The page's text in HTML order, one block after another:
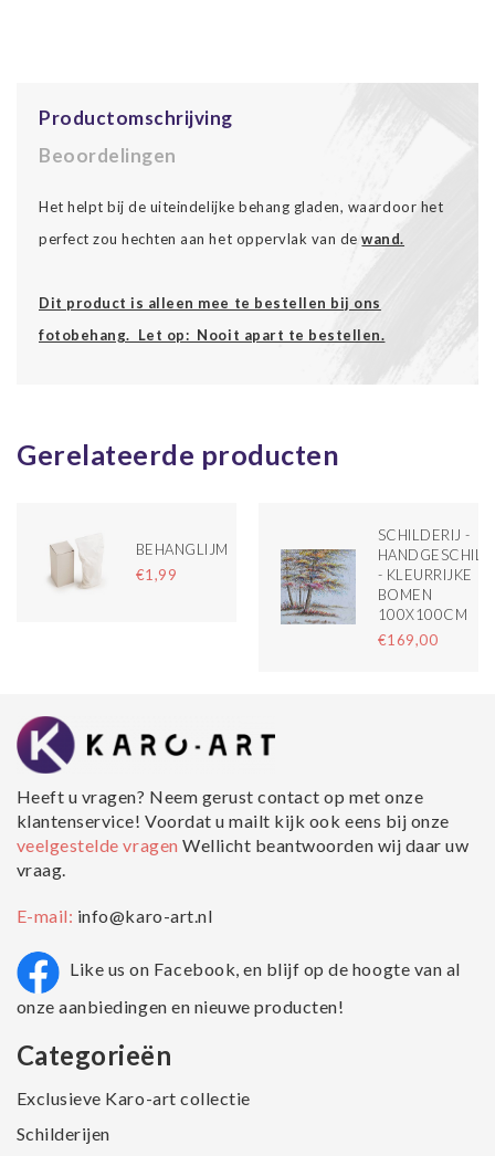
Productomschrijving
Beoordelingen
Het helpt bij de uiteindelijke behang gladen, waardoor het
perfect zou hechten aan het oppervlak van dewand.
Dit product is alleen mee te bestellen bij ons
fotobehang. Let op: Nooit apart te bestellen.
Gerelateerde producten
BEHANGLIJM
€1,99
SCHILDERIJ -
- KLEURRIJKE
BOMEN
100X100CM
€169,00
Heeft u vragen? Neem gerust contact op met onze
klantenservice! Voordat u mailt kijk ook eens bij onze
veelgestelde vragenWellicht beantwoorden wij daar uw
vraag.
E-mail: info@karo-art.nl
Like us on Facebook, en blijf op de hoogte van al
onze aanbiedingen en nieuwe producten!
Categorieën
Exclusieve Karo-art collectie
Schilderijen